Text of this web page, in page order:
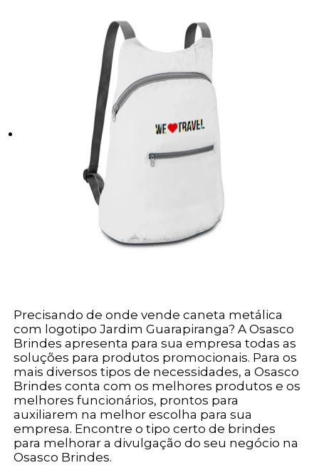
Precisando de onde vende caneta metálica
com logotipo Jardim Guarapiranga? A Osasco
Brindes apresenta para sua empresa todas as
soluções para produtos promocionais. Para os
mais diversos tipos de necessidades, a Osasco
Brindes conta com os melhores produtos e os
melhores funcionários, prontos para
auxiliarem na melhor escolha para sua
empresa. Encontre o tipo certo de brindes
para melhorar a divulgação do seu negócio na
Osasco Brindes.